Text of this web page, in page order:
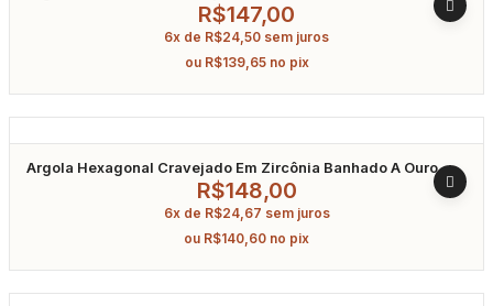
R$147,00
6x de R$24,50 sem juros
ou R$139,65 no pix
Argola Hexagonal Cravejado Em Zircônia Banhado A Ouro
R$148,00
6x de R$24,67 sem juros
ou R$140,60 no pix